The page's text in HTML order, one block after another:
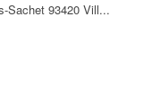
Sachet 93420 Vill...